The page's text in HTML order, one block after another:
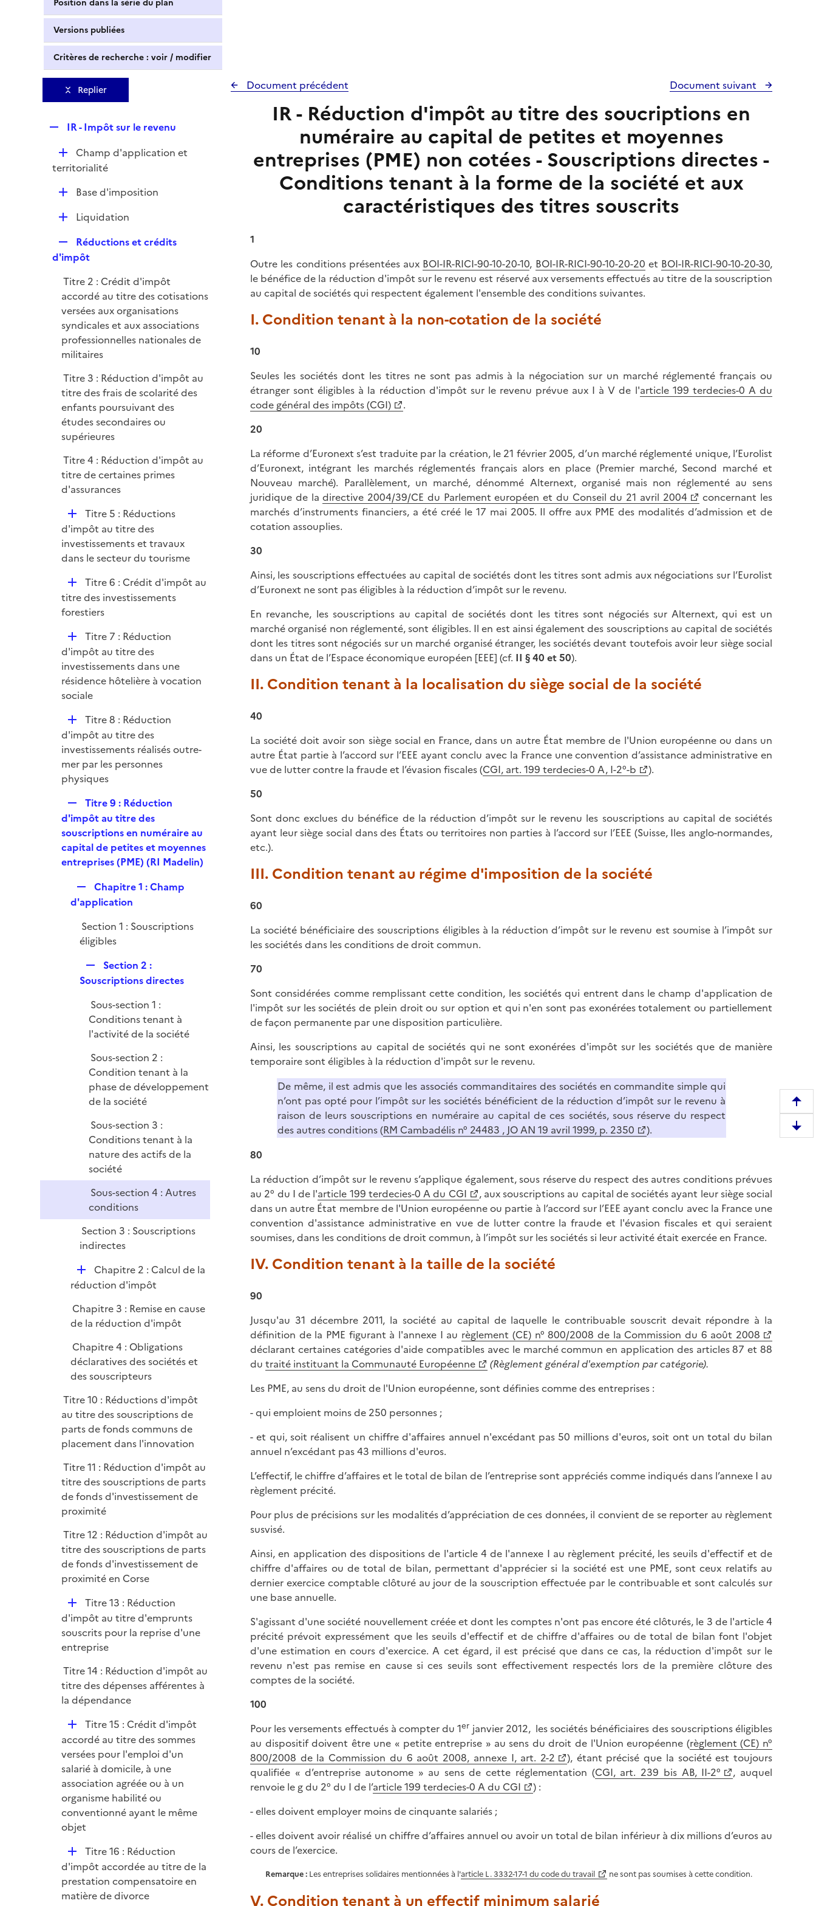
Position dans la série du plan
Versions publiées
Critères de recherche : voir / modifier
Replier
p
l
i
e
r
IR - Impôt sur le revenu
D
é
Champ d'application et
territorialité
D
e
r
Base d'imposition
D
l
i
e
r
Liquidation
e
l
i
e
r
Réductions et crédits
d'impôt
Titre 2 : Crédit d'impôt
accordé au titre des cotisations
versées aux organisations
syndicales et aux associations
professionnelles nationales de
militaires
Titre 3 : Réduction d'impôt au
titre des frais de scolarité des
enfants poursuivant des
études secondaires ou
supérieures
Titre 4 : Réduction d'impôt au
titre de certaines primes
d'assurances
D
é
p
l
r
Titre 5 : Réductions
d'impôt au titre des
investissements et travaux
dans le secteur du tourisme
D
é
p
e
r
Titre 6 : Crédit d'impôt au
titre des investissements
forestiers
D
é
p
l
i
Titre 7 : Réduction
d'impôt au titre des
investissements dans une
résidence hôtelière à vocation
sociale
D
é
p
l
i
Titre 8 : Réduction
d'impôt au titre des
investissements réalisés outre-
mer par les personnes
physiques
e
p
l
i
r
Titre 9 : Réduction
d'impôt au titre des
souscriptions en numéraire au
capital de petites et moyennes
entreprises (PME) (RI Madelin)
e
l
i
Chapitre 1 : Champ
d'application
Section 1 : Souscriptions
éligibles
e
l
i
e
Section 2 :
Souscriptions directes
Sous-section 1 :
Conditions tenant à
l'activité de la société
Sous-section 2 :
Condition tenant à la
phase de développement
de la société
Sous-section 3 :
Conditions tenant à la
nature des actifs de la
société
Sous-section 4 : Autres
conditions
Section 3 : Souscriptions
indirectes
D
é
l
i
e
r
Chapitre 2 : Calcul de la
réduction d'impôt
Chapitre 3 : Remise en cause
de la réduction d'impôt
Chapitre 4 : Obligations
déclaratives des sociétés et
des souscripteurs
Titre 10 : Réductions d'impôt
au titre des souscriptions de
parts de fonds communs de
placement dans l'innovation
Titre 11 : Réduction d'impôt au
titre des souscriptions de parts
de fonds d'investissement de
proximité
Titre 12 : Réduction d'impôt au
titre des souscriptions de parts
de fonds d'investissement de
proximité en Corse
D
é
p
l
e
r
Titre 13 : Réduction
d'impôt au titre d'emprunts
souscrits pour la reprise d'une
entreprise
Titre 14 : Réduction d'impôt au
titre des dépenses afférentes à
la dépendance
D
é
p
l
i
e
r
Titre 15 : Crédit d'impôt
accordé au titre des sommes
versées pour l'emploi d'un
salarié à domicile, à une
association agréée ou à un
organisme habilité ou
conventionné ayant le même
objet
D
é
p
l
Titre 16 : Réduction
d'impôt accordée au titre de la
prestation compensatoire en
matière de divorce
Document précédent Document suivant
IR - Réduction d'impôt au titre des soucriptions en
numéraire au capital de petites et moyennes
entreprises (PME) non cotées - Souscriptions directes -
Conditions tenant à la forme de la société et aux
caractéristiques des titres souscrits
1
Outre les conditions présentées aux BOI-IR-RICI-90-10-20-10, BOI-IR-RICI-90-10-20-20 et BOI-IR-RICI-90-10-20-30,
le bénéfice de la réduction d'impôt sur le revenu est réservé aux versements effectués au titre de la souscription
au capital de sociétés qui respectent également l'ensemble des conditions suivantes.
I. Condition tenant à la non-cotation de la société
10
Seules les sociétés dont les titres ne sont pas admis à la négociation sur un marché réglementé français ou
étranger sont éligibles à la réduction d'impôt sur le revenu prévue aux I à V de l'article 199 terdecies-0 A du
code général des impôts (CGI)
.
20
La réforme d’Euronext s’est traduite par la création, le 21 février 2005, d’un marché réglementé unique, l’Eurolist
d’Euronext, intégrant les marchés réglementés français alors en place (Premier marché, Second marché et
Nouveau marché). Parallèlement, un marché, dénommé Alternext, organisé mais non réglementé au sens
juridique de ladirective 2004/39/CE du Parlement européen et du Conseil du 21 avril 2004
concernant les
marchés d’instruments financiers, a été créé le 17 mai 2005. Il offre aux PME des modalités d’admission et de
cotation assouplies.
30
Ainsi, les souscriptions effectuées au capital de sociétés dont les titres sont admis aux négociations sur l’Eurolist
d’Euronext ne sont pas éligibles à la réduction d’impôt sur le revenu.
En revanche, les souscriptions au capital de sociétés dont les titres sont négociés sur Alternext, qui est un
marché organisé non réglementé, sont éligibles. Il en est ainsi également des souscriptions au capital de sociétés
dont les titres sont négociés sur un marché organisé étranger, les sociétés devant toutefois avoir leur siège social
dans un État de l’Espace économique européen [EEE] (cf. II § 40 et50).
II. Condition tenant à la localisation du siège social de la société
40
La société doit avoir son siège social en France, dans un autre État membre de l'Union européenne ou dans un
autre État partie à l’accord sur l’EEE ayant conclu avec la France une convention d’assistance administrative en
vue de lutter contre la fraude et l’évasion fiscales (CGI, art. 199 terdecies-0 A, I-2°-b
).
50
Sont donc exclues du bénéfice de la réduction d’impôt sur le revenu les souscriptions au capital de sociétés
ayant leur siège social dans des États ou territoires non parties à l’accord sur l’EEE (Suisse, Iles anglo-normandes,
etc.).
III. Condition tenant au régime d'imposition de la société
60
La société bénéficiaire des souscriptions éligibles à la réduction d’impôt sur le revenu est soumise à l’impôt sur
les sociétés dans les conditions de droit commun.
70
Sont considérées comme remplissant cette condition, les sociétés qui entrent dans le champ d'application de
l'impôt sur les sociétés de plein droit ou sur option et qui n'en sont pas exonérées totalement ou partiellement
de façon permanente par une disposition particulière.
Ainsi, les souscriptions au capital de sociétés qui ne sont exonérées d'impôt sur les sociétés que de manière
temporaire sont éligibles à la réduction d'impôt sur le revenu.
De même, il est admis que les associés commanditaires des sociétés en commandite simple qui
n’ont pas opté pour l’impôt sur les sociétés bénéficient de la réduction d’impôt sur le revenu à
raison de leurs souscriptions en numéraire au capital de ces sociétés, sous réserve du respect
des autres conditions (RM Cambadélis n° 24483 , JO AN 19 avril 1999, p. 2350
).
80
La réduction d’impôt sur le revenu s’applique également, sous réserve du respect des autres conditions prévues
au 2° du I de l'article 199 terdecies-0 A du CGI
, aux souscriptions au capital de sociétés ayant leur siège social
dans un autre État membre de l'Union européenne ou partie à l’accord sur l’EEE ayant conclu avec la France une
convention d'assistance administrative en vue de lutter contre la fraude et l'évasion fiscales et qui seraient
soumises, dans les conditions de droit commun, à l’impôt sur les sociétés si leur activité était exercée en France.
IV. Condition tenant à la taille de la société
90
Jusqu'au 31 décembre 2011, la société au capital de laquelle le contribuable souscrit devait répondre à la
définition de la PME figurant à l'annexe I au règlement (CE) n° 800/2008 de la Commission du 6 août 2008
déclarant certaines catégories d'aide compatibles avec le marché commun en application des articles 87 et 88
du traité instituant la Communauté Européenne
(Règlement général d'exemption par catégorie).
Les PME, au sens du droit de l'Union européenne, sont définies comme des entreprises :
- qui emploient moins de 250 personnes ;
- et qui, soit réalisent un chiffre d'affaires annuel n'excédant pas 50 millions d'euros, soit ont un total du bilan
annuel n’excédant pas 43 millions d'euros.
L’effectif, le chiffre d’affaires et le total de bilan de l’entreprise sont appréciés comme indiqués dans l’annexe I au
règlement précité.
Pour plus de précisions sur les modalités d’appréciation de ces données, il convient de se reporter au règlement
susvisé.
Ainsi, en application des dispositions de l'article 4 de l'annexe I au règlement précité, les seuils d'effectif et de
chiffre d'affaires ou de total de bilan, permettant d'apprécier si la société est une PME, sont ceux relatifs au
dernier exercice comptable clôturé au jour de la souscription effectuée par le contribuable et sont calculés sur
une base annuelle.
S'agissant d'une société nouvellement créée et dont les comptes n'ont pas encore été clôturés, le 3 de l'article 4
précité prévoit expressément que les seuils d'effectif et de chiffre d'affaires ou de total de bilan font l'objet
d'une estimation en cours d'exercice. A cet égard, il est précisé que dans ce cas, la réduction d'impôt sur le
revenu n'est pas remise en cause si ces seuils sont effectivement respectés lors de la première clôture des
comptes de la société.
100
Pour les versements effectués à compter du 1er janvier 2012, les sociétés bénéficiaires des souscriptions éligibles
au dispositif doivent être une « petite entreprise » au sens du droit de l'Union européenne (règlement (CE) n°
800/2008 de la Commission du 6 août 2008, annexe I, art. 2-2
), étant précisé que la société est toujours
qualifiée « d’entreprise autonome » au sens de cette réglementation (CGI, art. 239 bis AB, II-2°
, auquel
renvoie le g du 2° du I de l’article 199 terdecies-0 A du CGI
) :
- elles doivent employer moins de cinquante salariés ;
- elles doivent avoir réalisé un chiffre d’affaires annuel ou avoir un total de bilan inférieur à dix millions d’euros au
cours de l’exercice.
Remarque :Les entreprises solidaires mentionnées à l'article L. 3332-17-1 du code du travail ne sont pas soumises à cette condition.
V. Condition tenant à un effectif minimum salarié
e
m
D